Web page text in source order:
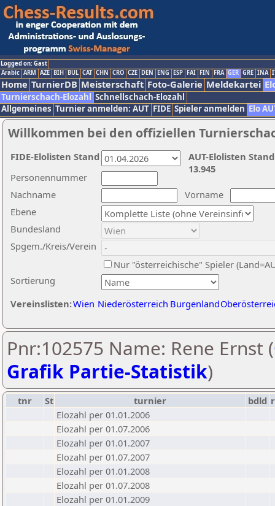
Logged on: Gast
Arabic ARM AZE BIH BUL CAT CHN CRO CZE DEN ENG ESP FAI FIN FRA GER GRE INA
Home TurnierDB Meisterschaft Foto-Galerie Meldekartei
Turnierschach-Elozahl Schnellschach-Elozahl
Allgemeines Turnier anmelden: AUT FIDE Spieler anmelden Elo
Willkommen bei den offiziellen
Nachname
Vorname
Ebene
Sortierung
Personennummer
Bundesland
Spgem./Kreis/Verein
Nur "österreichische" Spieler
Vereinslisten:Wien Niederösterreich Burgenland
AUT-Elolisten
13.945
FIDE-Elolisten Stand
Pnr:102575 Name: Rene Ernst (
Grafik Partie-Statistik)
tnr St turnier bdld
Elozahl per 01.01.2006
Elozahl per 01.07.2006
Elozahl per 01.01.2007
Elozahl per 01.07.2007
Elozahl per 01.01.2008
Elozahl per 01.07.2008
Elozahl per 01.01.2009